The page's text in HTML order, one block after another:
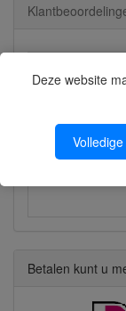
Deze website
Betalen kunt u